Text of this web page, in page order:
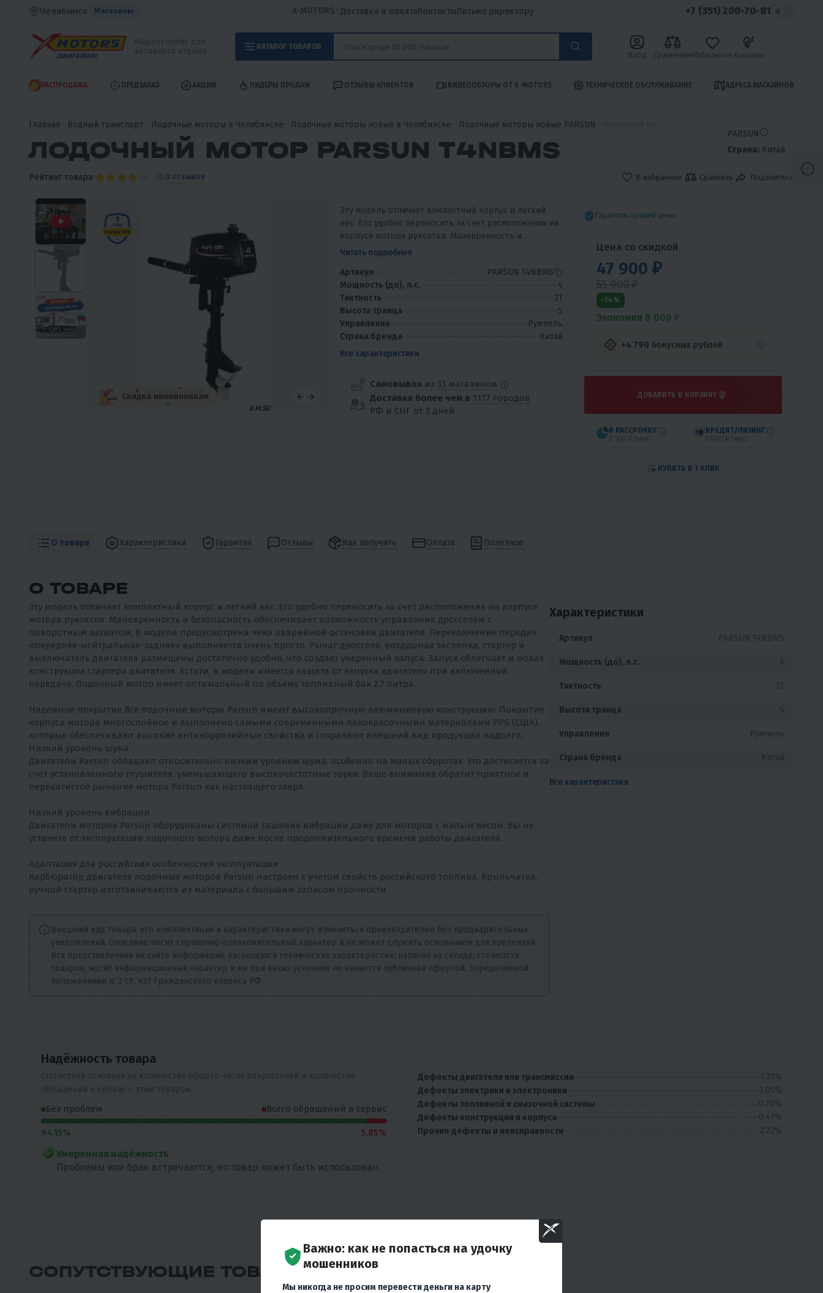
Челябинск Магазины X-MOTORS Доставка и оплатаКонтактыПисьмо директору +7 (351) 200-70-81
КАТАЛОГ ТОВАРОВ
Вход Сравнение Избранное Корзина
РАСПРОДАЖА ПРЕДЗАКАЗ АКЦИИ ЛИДЕРЫ ПРОДАЖ ОТЗЫВЫ КЛИЕНТОВ ВИДЕООБЗОРЫ ОТ X-MOTORS ТЕХНИЧЕСКОЕ ОБСЛУЖИВАНИЕ АДРЕСА МАГАЗИНОВ
Главная Водный транспорт Лодочные моторы в Челябинске Лодочные моторы новые в Челябинске Лодочные моторы новые PARSUN
ЛОДОЧНЫЙ МОТОР PARSUN T4NBMS
PARSUN
Страна: Китай
Рейтинг товара: 0 отзывов В избранное Сравнить Поделиться
Скидка именинникам
Эту модель отличает компактный корпус и легкий
вес. Его удобно переносить за счет расположения на
корпусе мотора рукоятки. Маневренность и
безопасность обеспечивает возможность управления
Читать подробнее
Артикул
PARSUN T4NBMS
Мощность (до), л.с.
4
Тактность
2T
Высота транца
S
Управление
Румпель
Страна бренда
Китай
Все характеристики
Самовывоз из 33 магазинов
Доставка более чем в 1117 городов
РФ и СНГ от 3 дней
Гарантия лучшей цены
Цена со скидкой
47 900 ₽
55 900 ₽
-14%
Экономия 8 000 ₽
+4 790 бонусных рублей
ДОБАВИТЬ В КОРЗИНУ
В РАССРОЧКУ
2 160 ₽/мес
КРЕДИТ/ЛИЗИНГ
1 600 ₽/мес
КУПИТЬ В 1 КЛИК
О товаре Характеристики Гарантия Отзывы Как получить Оплата Полезное
О ТОВАРЕ
Эту модель отличает компактный корпус и легкий вес. Его удобно переносить за счет расположения на корпусе
мотора рукоятки. Маневренность и безопасность обеспечивает возможность управления дросселем с
поворотным захватом. В модели предусмотрена чека аварийной остановки двигателя. Переключение передач
«передняя-нейтральная-задняя» выполняется очень просто. Рычаг дросселя, воздушная заслонка, стартер и
выключатель двигателя размещены достаточно удобно, что создает уверенный запуск. Запуск облегчает и новая
конструкция стартера двигателя. Кстати, в модели имеется защита от запуска двигателя при включенной
передаче. Лодочный мотор имеет оптимальный по объему топливный бак 2,7 литра.
Надежное покрытие Все лодочные моторы Parsun имеют высокопрочную алюминиевую конструкцию. Покрытие
корпуса мотора многослойное и выполнено самыми современными лакокрасочными материалами PPG (США),
которые обеспечивают высокие антикоррозийные свойства и сохраняют внешний вид продукции надолго.
Низкий уровень шума
Двигатели Parsun обладают относительно низким уровнем шума, особенно на малых оборотах. Это достигается за
счет установленного глушителя, уменьшающего высокочастотные звуки. Ваше внимание обратит приятное и
перекатистое рычание мотора Parsun как настоящего зверя.
Низкий уровень вибрации
Двигатели моторов Parsun оборудованы системой гашения вибрации даже для моторов с малым весом. Вы не
устанете от эксплуатации лодочного мотора даже после продолжительного времени работы двигателя.
Адаптация для российских особенностей эксплуатации
Карбюратор двигателя лодочных моторов Parsun настроен с учетом свойств российского топлива. Крыльчатка,
ручной стартер изготавливаются из материала с большим запасом прочности.
Внешний вид товара, его комплектация и характеристики могут изменяться производителем без предварительных
уведомлений. Описание носит справочно-ознакомительный характер и не может служить основанием для претензий.
Вся представленная на сайте информация, касающаяся технических характеристик, наличия на складе, стоимости
товаров, носит информационный характер и ни при каких условиях не является публичной офертой, определяемой
положениями п. 2 ст. 437 Гражданского кодекса РФ.
Характеристики
Артикул PARSUN T4NBMS
Мощность (до), л.с. 4
Тактность 2T
Высота транца S
Управление Румпель
Страна бренда Китай
Все характеристики
Надёжность товара
Без проблем Всего обращений в сервис
94.15% 5.85%
Умеренная надёжность
Проблемы или брак встречаются, но товар может быть использован.
Дефекты двигателя или трансмиссии
1.35%
Дефекты электрики и электроники
1.05%
Дефекты топливной и смазочной системы
0.76%
Дефекты конструкции и корпуса
0.47%
Прочие дефекты и неисправности
2.22%
СОПУТСТВУЮЩИЕ ТОВАРЫ
Важно: как не попасться на удочку
мошенников
Мы никогда не просим перевести деньги на карту